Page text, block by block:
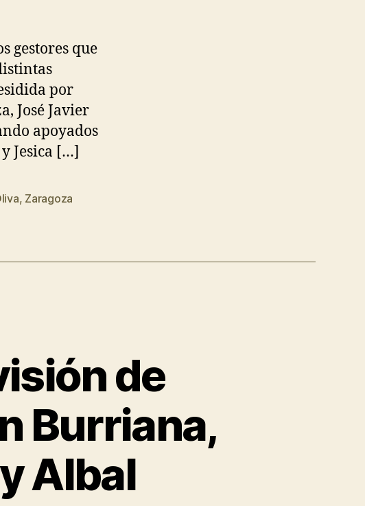
gestores que
por
José Javier
apoyados
Jesica […]
, Zaragoza
de
Burriana,
Albal